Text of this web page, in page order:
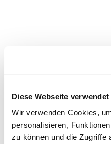
Diese Webseite
Wir verwenden Cookies,
personalisieren,
zu können und die Zugriffe